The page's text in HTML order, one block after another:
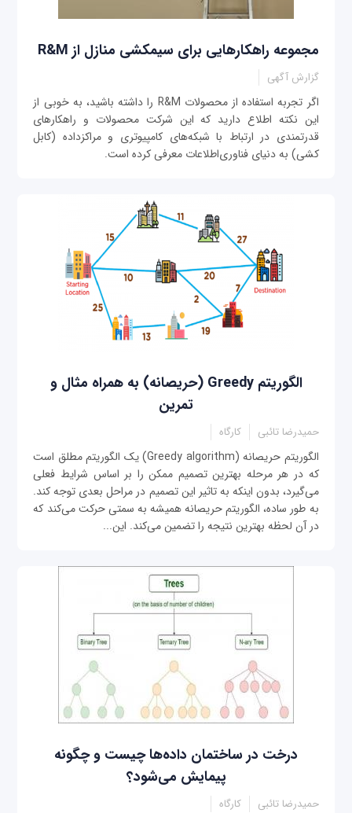
مجموعه راهکارهایی برای سیمکشی منازل از R&M
گزارش آگهی
اگر تجربه استفاده از محصولات R&M را داشته باشید، به خوبی از
این نکته اطلاع دارید که این شرکت محصولات و راهکارهای
قدرتمندی در ارتباط با شبکه‌های کامپیوتری و مراکزداده (کابل
کشی) به دنیای فناوری‌اطلاعات معرفی کرده است.
الگوریتم Greedy (حریصانه) به همراه مثال و
تمرین
حمیدرضا تائبی کارگاه
الگوریتم حریصانه (Greedy algorithm) یک الگوریتم مطلق است
که در هر مرحله بهترین تصمیم ممکن را بر اساس شرایط فعلی
می‌گیرد، بدون اینکه به تاثیر این تصمیم در مراحل بعدی توجه کند.
به طور ساده، الگوریتم حریصانه همیشه به سمتی حرکت می‌کند که
در آن لحظه بهترین نتیجه را تضمین می‌کند. این...
درخت در ساختمان داده‌ها چیست و چگونه
پیمایش می‌شود؟
حمیدرضا تائبی کارگاه